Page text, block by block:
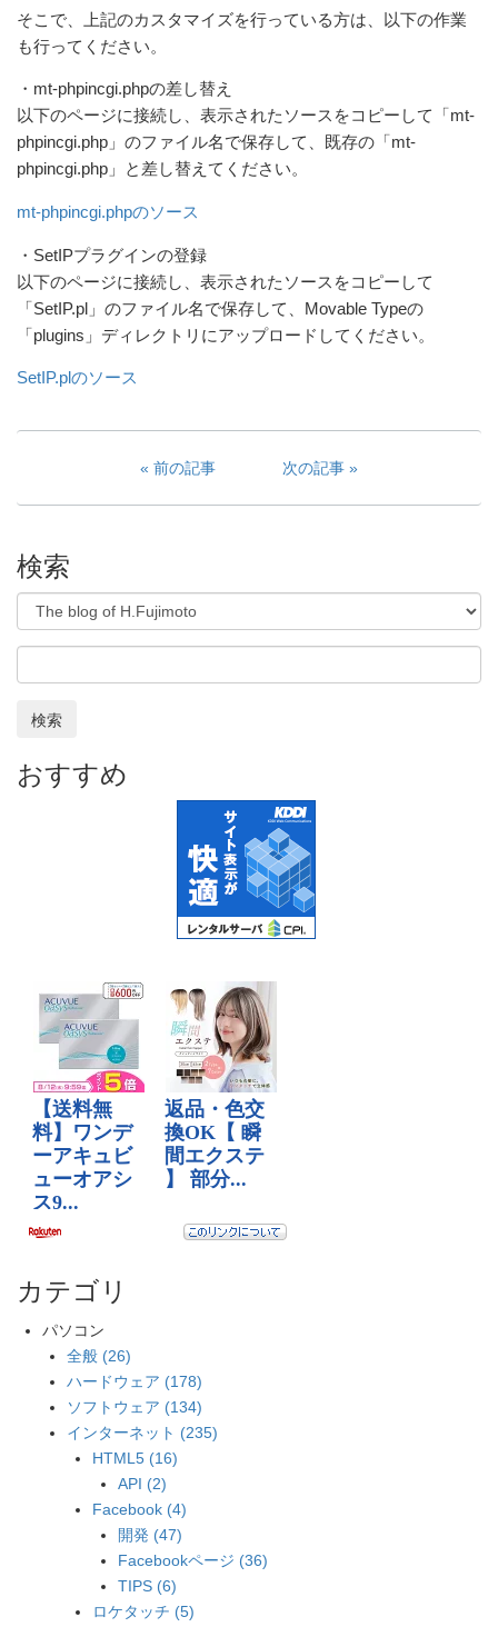
そこで、上記のカスタマイズを行っている方は、以下の作業
も行ってください。
・mt-phpincgi.phpの差し替え
以下のページに接続し、表示されたソースをコピーして「mt-
phpincgi.php」のファイル名で保存して、既存の「mt-
phpincgi.php」と差し替えてください。
mt-phpincgi.phpのソース
・SetIPプラグインの登録
以下のページに接続し、表示されたソースをコピーして
「SetIP.pl」のファイル名で保存して、Movable Typeの
「plugins」ディレクトリにアップロードしてください。
SetIP.plのソース
前の記事 次の記事
検索
検索
おすすめ
カテゴリ
パソコン
全般 (26)
ハードウェア (178)
ソフトウェア (134)
インターネット (235)
HTML5 (16)
API (2)
Facebook (4)
開発 (47)
Facebookページ (36)
TIPS (6)
ロケタッチ (5)